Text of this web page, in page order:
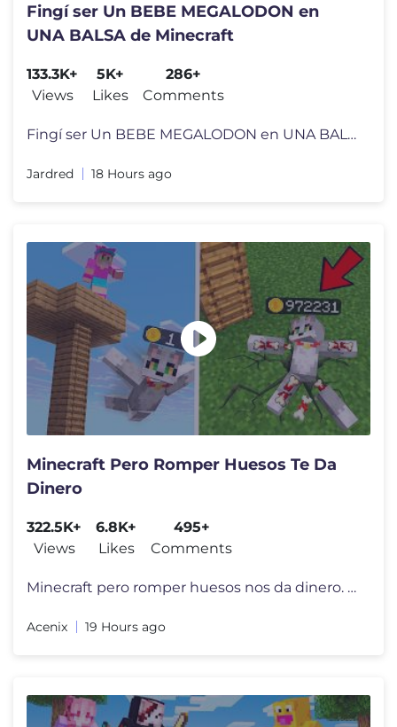
Fingí ser Un BEBE MEGALODON en
UNA BALSA de Minecraft
133.3K+
Views
5K+
Likes
286+
Comments
Fingí ser Un BEBE MEGALODON en UNA BALSA de Minecraft MI LIBRO JARDR
Jardred 18 Hours ago
Minecraft Pero Romper Huesos Te Da
Dinero
322.5K+
Views
6.8K+
Likes
495+
Comments
Minecraft pero romper huesos nos da dinero. En este vídeo pondremos a
Acenix 19 Hours ago